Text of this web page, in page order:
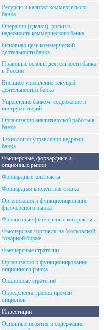
Ресурсы и капитал коммерческого
банка
Операции (сделки), риски и
надежность коммерческого банка
Основная цель коммерческой
деятельности банка
Правовые основы деятельности банка
в России
Внешнее управление текущей
деятельностью банка
Управление банком: содержание и
инструментарий
Организация аналитической работы в
банке
Технологии управления кадрами
банка
Фьючерсные, форвардные и
опционные рынки
Форвардные контракты
Форвардная процентная ставка
Организация и функционирование
фьючерсного рынка
Финансовые фьючерсные контракты
Фьючерсная торговля на Московской
товарной бирже
Фьючерсные стратегии
Организация и функционирование
опционного рынка
Опционные стратегии
Определение границ премии
опционов
Инвестиции
Основные понятия и содержание